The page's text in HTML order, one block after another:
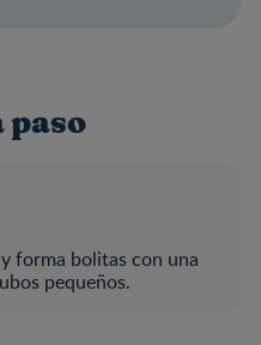
paso
forma bolitas con una
pequeños.